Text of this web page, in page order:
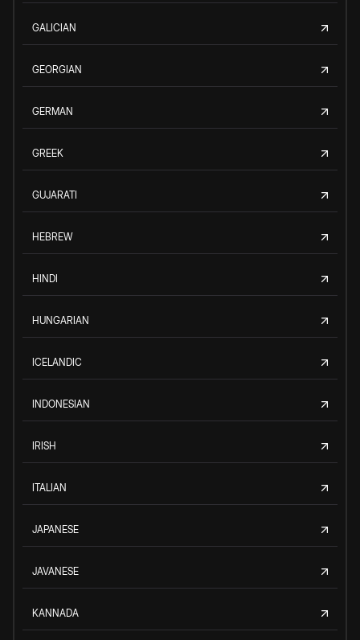
GALICIAN
GEORGIAN
GERMAN
GREEK
GUJARATI
HEBREW
HINDI
HUNGARIAN
ICELANDIC
INDONESIAN
IRISH
ITALIAN
JAPANESE
JAVANESE
KANNADA